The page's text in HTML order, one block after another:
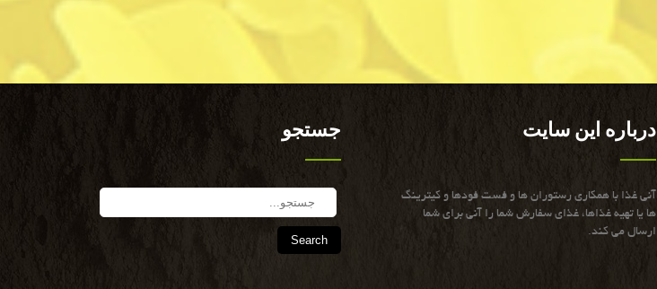
جستجو درباره این سایت
آنی غذا با همكاری رستوران ها و فست فودها و كیترینگ
ها یا تهیه غذاها، غذای سفارش شما را آنی برای شما
ارسال می كند.